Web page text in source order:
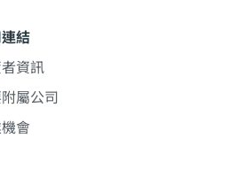
結
資訊
屬公司
會